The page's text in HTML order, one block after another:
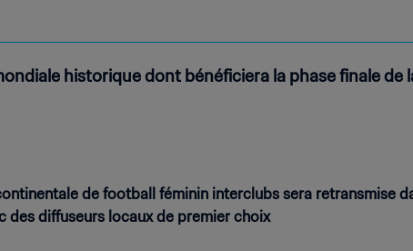
historique dont bénéficiera la phase finale de
de football féminin interclubs sera retransmise
des diffuseurs locaux de premier choix